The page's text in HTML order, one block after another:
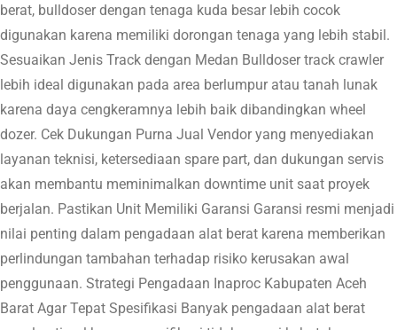
berat, bulldoser dengan tenaga kuda besar lebih cocok
digunakan karena memiliki dorongan tenaga yang lebih stabil.
Sesuaikan Jenis Track dengan Medan Bulldoser track crawler
lebih ideal digunakan pada area berlumpur atau tanah lunak
karena daya cengkeramnya lebih baik dibandingkan wheel
dozer. Cek Dukungan Purna Jual Vendor yang menyediakan
layanan teknisi, ketersediaan spare part, dan dukungan servis
akan membantu meminimalkan downtime unit saat proyek
berjalan. Pastikan Unit Memiliki Garansi Garansi resmi menjadi
nilai penting dalam pengadaan alat berat karena memberikan
perlindungan tambahan terhadap risiko kerusakan awal
penggunaan. Strategi Pengadaan Inaproc Kabupaten Aceh
Barat Agar Tepat Spesifikasi Banyak pengadaan alat berat